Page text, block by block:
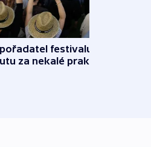
festivalu
za nekalé praktiky